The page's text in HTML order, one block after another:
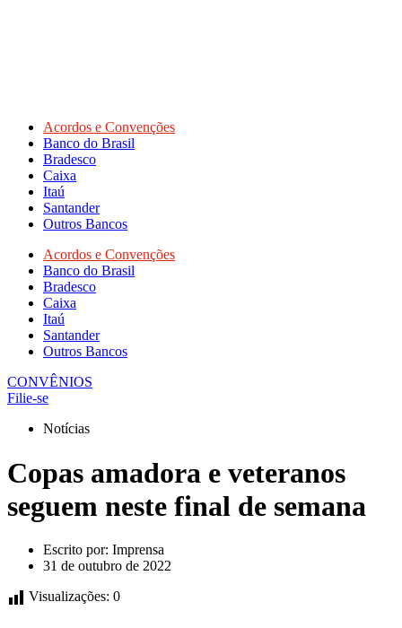
Acordos e Convenções
Banco do Brasil
Bradesco
Caixa
Itaú
Santander
Outros Bancos
Acordos e Convenções
Banco do Brasil
Bradesco
Caixa
Itaú
Santander
Outros Bancos
CONVÊNIOS
Filie-se
Notícias
Copas amadora e veteranos
seguem neste final de semana
Escrito por: Imprensa
31 de outubro de 2022
Visualizações: 0